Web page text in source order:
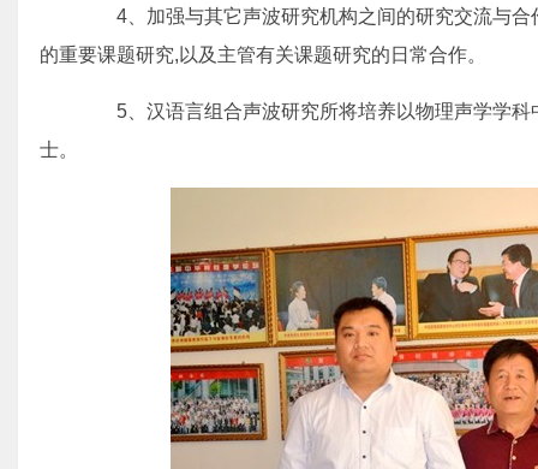
4、加强与其它声波研究机构之间的研究交流与合
的重要课题研究,以及主管有关课题研究的日常合作。
5、汉语言组合声波研究所将培养以物理声学学科
士。